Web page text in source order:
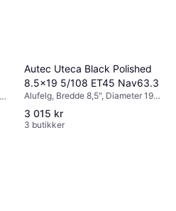
Autec Uteca Black Polished
8.5x19 5/108 ET45 Nav63.3
Alufelg, Bredde 8,5", Diameter 19",
3 015 kr
3 butikker